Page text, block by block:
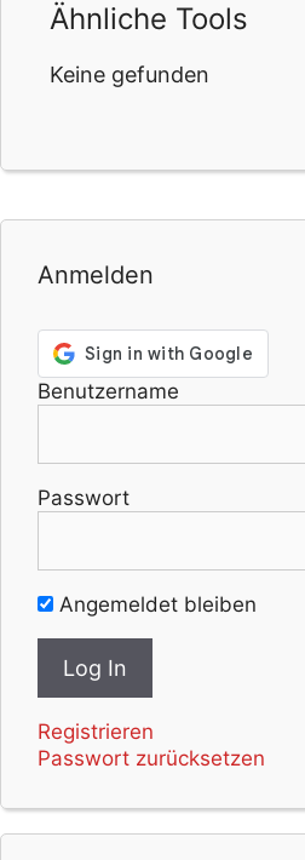
Ähnliche Tools
Keine gefunden
Anmelden
Benutzername
Passwort
Angemeldet bleiben
Registrieren
Passwort zurücksetzen